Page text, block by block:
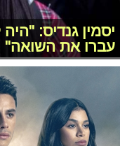
יסמין גנדיס:
עברו את השואה"